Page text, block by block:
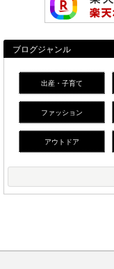
ブログジャンル
出産・子育て
ファッション
アウトドア